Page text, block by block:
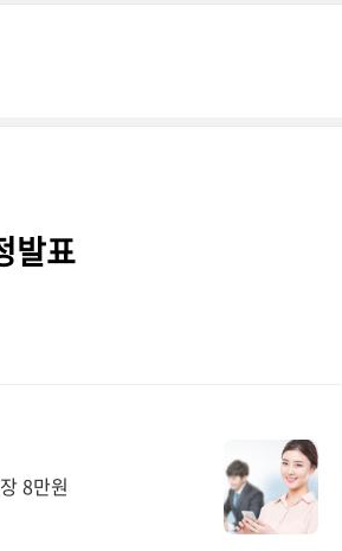
발표
8만원